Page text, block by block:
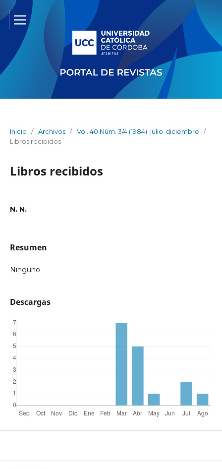
Inicio / Archivos / Vol. 40 Núm. 3/4 (1984): julio-diciembre
/
Libros recibidos
Libros recibidos
N. N.
Resumen
Ninguno
Descargas